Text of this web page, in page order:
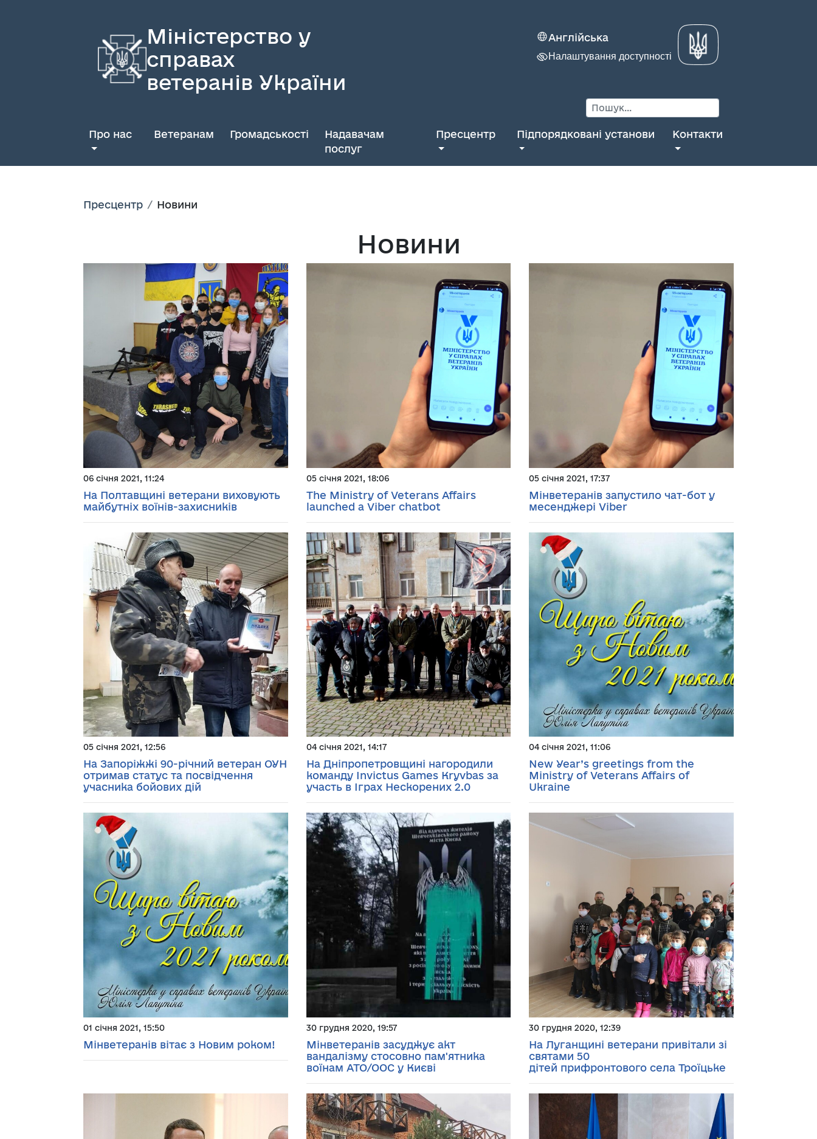
Міністерство у
справах
ветеранів України
Англійська
Налаштування доступності
Про нас Ветеранам Громадськості
Надавачам
послуг
Пресцентр Підпорядковані установи Контакти
Пресцентр Новини
Новини
06 січня 2021, 11:24
На Полтавщині ветерани виховують
майбутніх воїнів-захисників
05 січня 2021, 18:06
The Ministry of Veterans Affairs
launched a Viber chatbot
05 січня 2021, 17:37
Мінветеранів запустило чат-бот у
месенджері Viber
05 січня 2021, 12:56
На Запоріжжі 90-річний ветеран ОУН
отримав статус та посвідчення
учасника бойових дій
04 січня 2021, 14:17
На Дніпропетровщині нагородили
команду Invictus Games Kryvbas за
участь в Іграх Нескорених 2.0
04 січня 2021, 11:06
New Year’s greetings from the
Ministry of Veterans Affairs of
Ukraine
01 січня 2021, 15:50
Мінветеранів вітає з Новим роком!
30 грудня 2020, 19:57
Мінветеранів засуджує акт
вандалізму стосовно пам'ятника
воїнам АТО/ООС у Києві
30 грудня 2020, 12:39
На Луганщині ветерани привітали зі
святами 50
дітей прифронтового села Троїцьке